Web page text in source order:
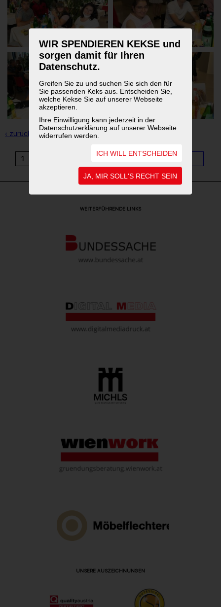
WIR SPENDIEREN KEKSE und
sorgen damit für Ihren
Datenschutz.
Greifen Sie zu und suchen Sie sich den für
Sie passenden Keks aus. Entscheiden Sie,
welche Kekse Sie auf unserer Webseite
akzeptieren.
Ihre Einwilligung kann jederzeit in der
Datenschutzerklärung auf unserer Webseite
widerrufen werden.
ICH WILL ENTSCHEIDEN
JA, MIR SOLL'S RECHT SEIN
‹ zurück zur Übersicht
1
WEITERFÜHRENDE LINKS
UNSERE AUSZEICHNUNGEN